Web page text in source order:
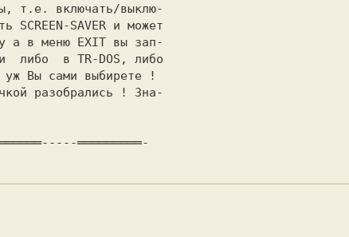
т.е. включать/выклю-
SCREEN-SAVER и может
a в меню EXIT вы зап-
либо  в TR-DOS, либо
уж Вы сами выбирете !